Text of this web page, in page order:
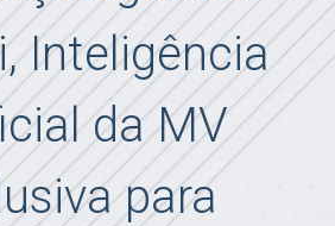
Inteligência
da MV
para